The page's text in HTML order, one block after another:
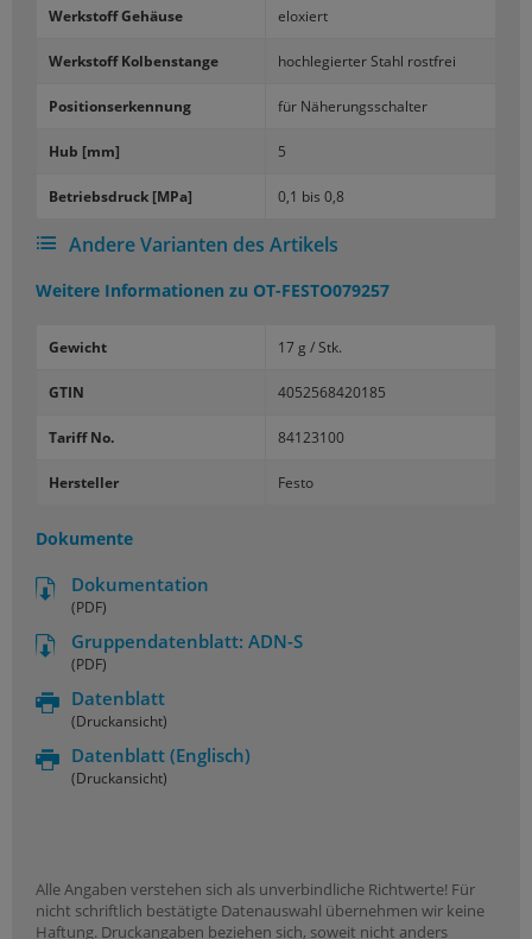
Werk­stoff Ge­häu­se elo­xiert
Werk­stoff Kol­ben­stan­ge hoch­le­gier­ter Stahl rost­frei
Po­si­ti­ons­er­ken­nung für Nä­he­rungs­schal­ter
Hub [mm] 5
Be­triebs­druck [MPa] 0,1 bis 0,8
Andere Varianten des Artikels
Weitere Informationen zu OT-FESTO079257
Gewicht 17 g / Stk.
GTIN 4052568420185
Tariff No. 84123100
Hersteller Festo
Dokumente
Dokumentation
(PDF)
Gruppendatenblatt: ADN-S
(PDF)
Datenblatt
(Druckansicht)
Datenblatt (Englisch)
(Druckansicht)
Alle Angaben verstehen sich als unverbindliche Richtwerte! Für
nicht schriftlich bestätigte Datenauswahl übernehmen wir keine
Haftung. Druckangaben beziehen sich, soweit nicht anders